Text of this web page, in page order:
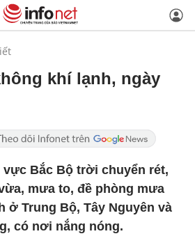
khí lạnh, ngày
vực Bắc Bộ trời chuyển rét,
mưa to, đề phòng mưa
ở Trung Bộ, Tây Nguyên và
có nơi nắng nóng.